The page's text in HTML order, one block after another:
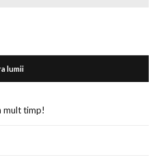
lumii
mult timp!